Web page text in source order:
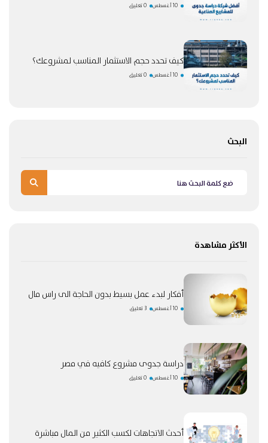
10 أغسطس 0 تعليق
كيف تحدد حجم الاستثمار المناسب لمشروعك؟
10 أغسطس 0 تعليق
البحث
الأكثر مشاهدة
أفكار لبدء عمل بسيط بدون الحاجة الى راس مال
10 أغسطس 3 تعليق
دراسة جدوى مشروع كافيه في مصر
10 أغسطس 0 تعليق
أحدث الاتجاهات لكسب الكثير من المال مباشرة